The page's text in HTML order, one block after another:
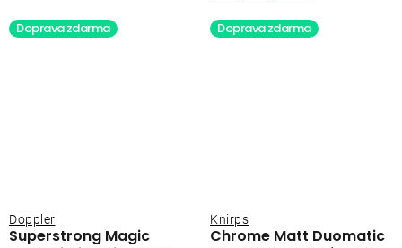
Doprava zdarma
Superstrong Magic
Doppler
Doprava zdarma
Chrome Matt Duomatic
Knirps